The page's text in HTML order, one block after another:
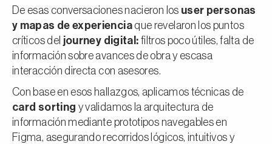
De esas conversaciones nacieron los user personas
y mapas de experienciaque revelaron los puntos
críticos del journey digital: filtros poco útiles, falta de
información sobre avances de obra y escasa
interacción directa con asesores.
Con base en esos hallazgos, aplicamos técnicas de
card sorting y validamos la arquitectura de
información mediante prototipos navegables en
Figma, asegurando recorridos lógicos, intuitivos y